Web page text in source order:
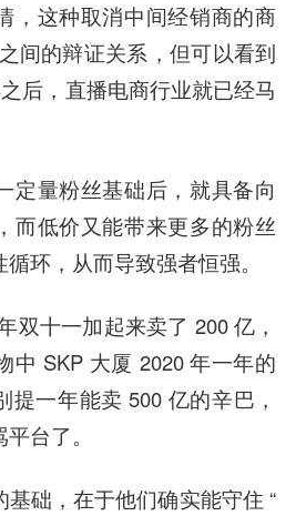
，这种取消中间经销商的商
间的辩证关系，但可以看到
后，直播电商行业就已经马
定量粉丝基础后，就具备向
而低价又能带来更多的粉丝
环，从而导致强者恒强。
双十一加起来卖了 200 亿，
中 SKP 大厦 2020 年一年的
一年能卖 500 亿的辛巴，
台了。
础，在于他们确实能守住 “